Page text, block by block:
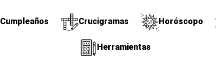
Cumpleaños Crucigramas Horóscopo
Herramientas